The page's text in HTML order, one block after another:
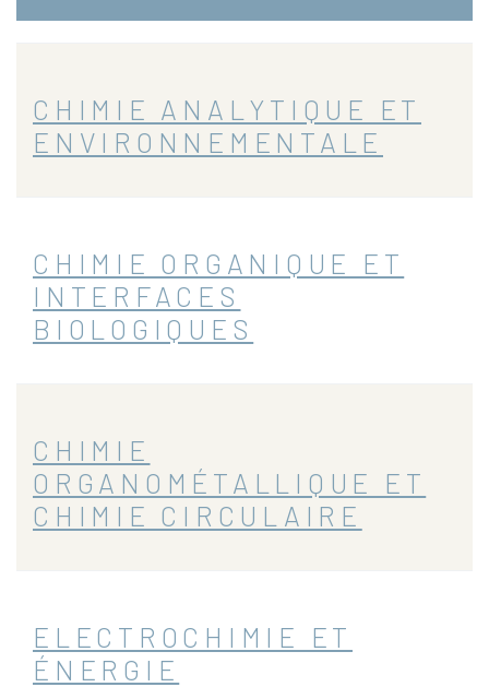
CHIMIE ANALYTIQUE ET
ENVIRONNEMENTALE
CHIMIE ORGANIQUE ET
INTERFACES
BIOLOGIQUES
CHIMIE
ORGANOMÉTALLIQUE ET
CHIMIE CIRCULAIRE
ELECTROCHIMIE ET
ÉNERGIE